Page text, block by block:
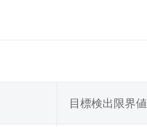
目標検出限界値